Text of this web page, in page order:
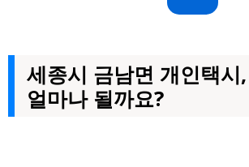
세종시 금남면 개인택시
얼마나 될까요?